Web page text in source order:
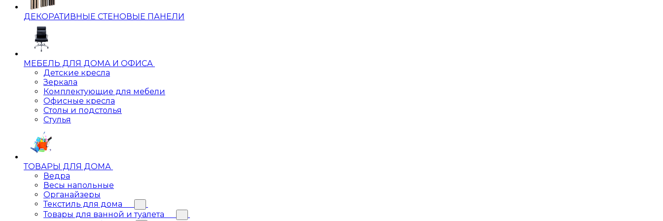
ДЕКОРАТИВНЫЕ СТЕНОВЫЕ ПАНЕЛИ
МЕБЕЛЬ ДЛЯ ДОМА И ОФИСА
Детские кресла
Зеркала
Комплектующие для мебели
Офисные кресла
Столы и подстолья
Стулья
ТОВАРЫ ДЛЯ ДОМА
Ведра
Весы напольные
Органайзеры
Текстиль для дома
Товары для ванной и туалета